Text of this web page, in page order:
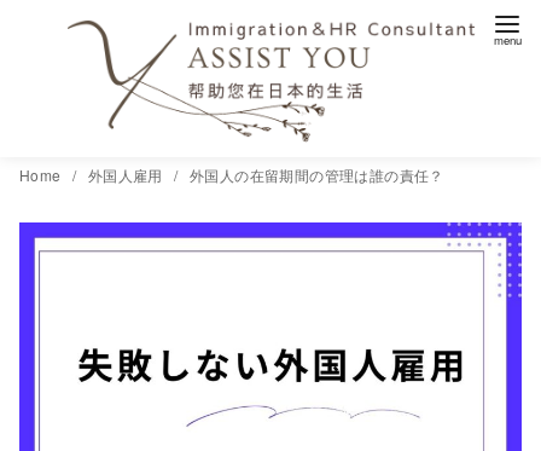
Home 外国人雇用 外国人の在留期間の管理は誰の責任？